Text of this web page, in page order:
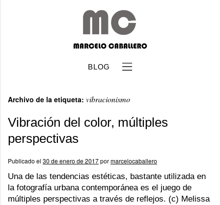
BLOG
Archivo de la etiqueta: vibracionismo
Vibración del color, múltiples
perspectivas
Publicado el 30 de enero de 2017pormarcelocaballero
Una de las tendencias estéticas, bastante utilizada en
la fotografía urbana contemporánea es el juego de
múltiples perspectivas a través de reflejos. (c) Melissa